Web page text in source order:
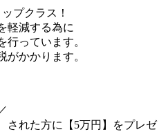
プクラス！
軽減する為に
行っています。
かかります。
された方に【5万円】をプレゼ